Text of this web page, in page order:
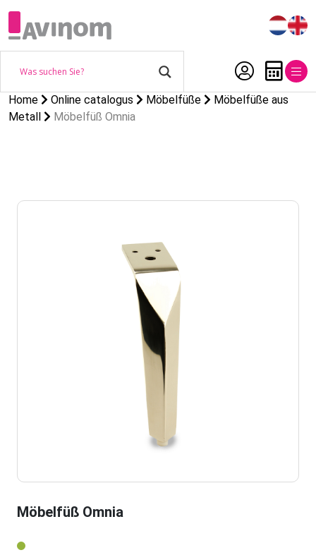
Home Online catalogus Möbelfüße
Möbelfüße aus
Metall
Möbelfüß Omnia
Möbelfüß Omnia